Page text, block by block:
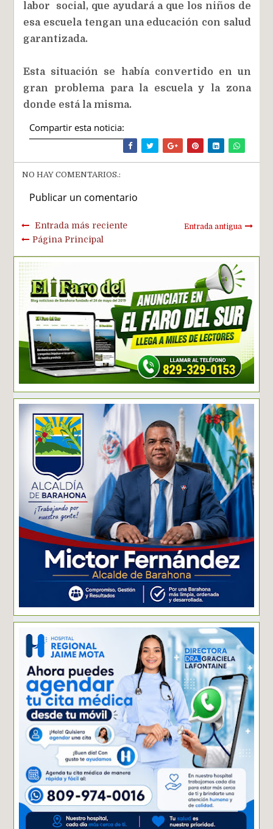
labor social, que ayudará a que los niños de
esa escuela tengan una educación con salud
garantizada.
Esta situación se había convertido en un
gran problema para la escuela y la zona
donde está la misma.
Compartir esta noticia:
NO HAY COMENTARIOS.:
Publicar un comentario
Entrada más reciente Entrada antigua
Página Principal